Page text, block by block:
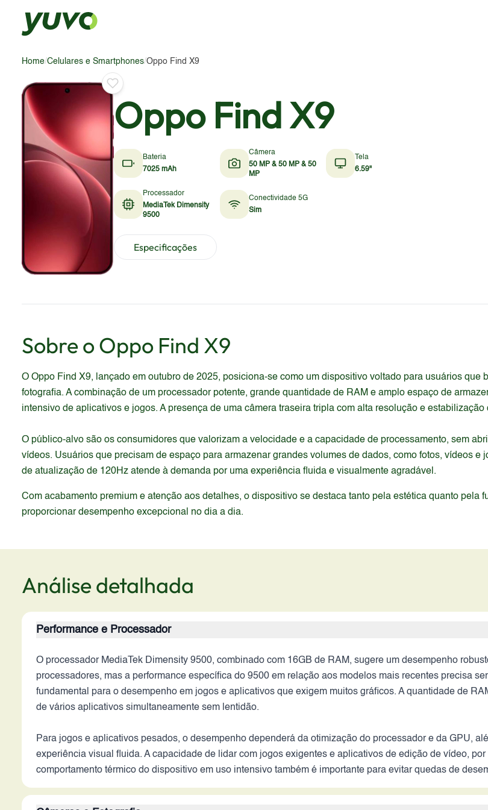
Home/Celulares e Smartphones/Oppo Find X9
Oppo Find X9
Bateria
7025 mAh
Câmera
50 MP & 50 MP & 50
MP
Tela
6.59"
Processador
MediaTek Dimensity
9500
Conectividade 5G
Sim
Especificações
Sobre o Oppo Find X9
O Oppo Find X9, lançado em outubro de 2025, posiciona-se como um dispositivo voltado para usuários que
fotografia. A combinação de um processador potente, grande quantidade de RAM e amplo espaço de
intensivo de aplicativos e jogos. A presença de uma câmera traseira tripla com alta resolução e
O público-alvo são os consumidores que valorizam a velocidade e a capacidade de processamento, sem
vídeos. Usuários que precisam de espaço para armazenar grandes volumes de dados, como fotos, vídeos
de atualização de 120Hz atende à demanda por uma experiência fluida e visualmente agradável.
Com acabamento premium e atenção aos detalhes, o dispositivo se destaca tanto pela estética quanto
proporcionar desempenho excepcional no dia a dia.
Análise detalhada
Performance e Processador
O processador MediaTek Dimensity 9500, combinado com 16GB de RAM, sugere um desempenho
processadores, mas a performance específica do 9500 em relação aos modelos mais recentes precisa
fundamental para o desempenho em jogos e aplicativos que exigem muitos gráficos. A quantidade de
de vários aplicativos simultaneamente sem lentidão.
Para jogos e aplicativos pesados, o desempenho dependerá da otimização do processador e da GPU,
experiência visual fluida. A capacidade de lidar com jogos exigentes e aplicativos de edição de vídeo,
comportamento térmico do dispositivo em uso intensivo também é importante para evitar quedas de